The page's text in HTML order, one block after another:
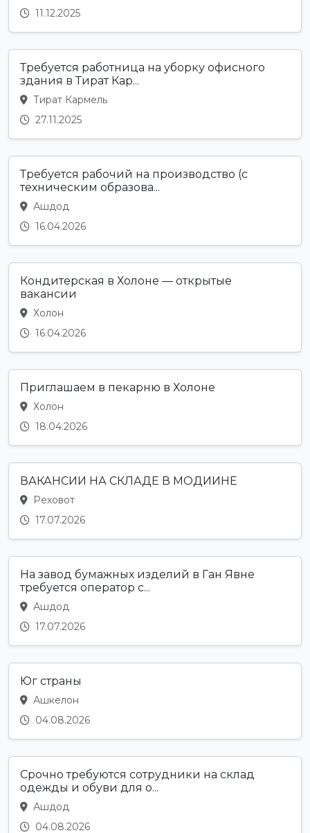
11.12.2025
Требуется работница на уборку офисного
здания в Тират Кар...
Тират Кармель
27.11.2025
Требуется рабочий на производство (с
техническим образова...
Ашдод
16.04.2026
Кондитерская в Холоне — открытые
вакансии
Холон
16.04.2026
Приглашаем в пекарню в Холоне
Холон
18.04.2026
ВАКАНСИИ НА СКЛАДЕ В МОДИИНЕ
Реховот
17.07.2026
На завод бумажных изделий в Ган Явне
требуется оператор с...
Ашдод
17.07.2026
Юг страны
Ашкелон
04.08.2026
Срочно требуются сотрудники на склад
одежды и обуви для о...
Ашдод
04.08.2026